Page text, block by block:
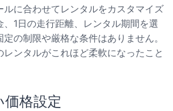
ルに合わせてレンタルをカスタマイズ
、1日の走行距離、レンタル期間を選
の制限や厳格な条件はありません。
レンタルがこれほど柔軟になったこと
格設定